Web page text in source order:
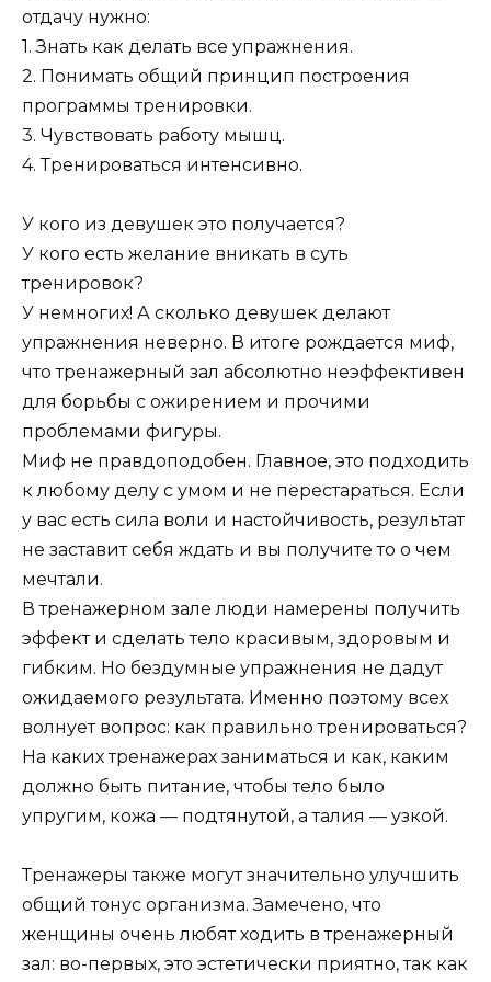
отдачу нужно:
1. Знать как делать все упражнения.
2. Понимать общий принцип построения
программы тренировки.
3. Чувствовать работу мышц.
4. Тренироваться интенсивно.
У кого из девушек это получается?
У кого есть желание вникать в суть
тренировок?
У немногих! А сколько девушек делают
упражнения неверно. В итоге рождается миф,
что тренажерный зал абсолютно неэффективен
для борьбы с ожирением и прочими
проблемами фигуры.
Миф не правдоподобен. Главное, это подходить
к любому делу с умом и не перестараться. Если
у вас есть сила воли и настойчивость, результат
не заставит себя ждать и вы получите то о чем
мечтали.
В тренажерном зале люди намерены получить
эффект и сделать тело красивым, здоровым и
гибким. Но бездумные упражнения не дадут
ожидаемого результата. Именно поэтому всех
волнует вопрос: как правильно тренироваться?
На каких тренажерах заниматься и как, каким
должно быть питание, чтобы тело было
упругим, кожа — подтянутой, а талия — узкой.
Тренажеры также могут значительно улучшить
общий тонус организма. Замечено, что
женщины очень любят ходить в тренажерный
зал: во-первых, это эстетически приятно, так как